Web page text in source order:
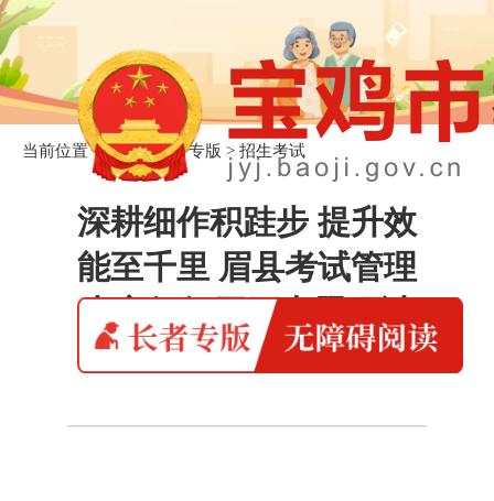
当前位置：首页>长者专版 > 招生考试
深耕细作积跬步 提升效
能至千里 眉县考试管理
中心组织召开专题研讨
会